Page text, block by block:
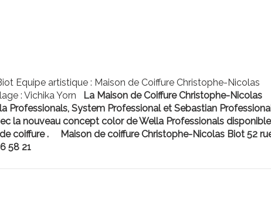
Equipe artistique : Maison de Coiffure Christophe-Nicolas
: Vichika Yorn
La Maison de Coiffure Christophe-Nicolas
Professionals, System Professional et Sebastian
la nouveau concept color de Wella Professionals disponible
coiffure .
Maison de coiffure Christophe-Nicolas Biot 52
58 21